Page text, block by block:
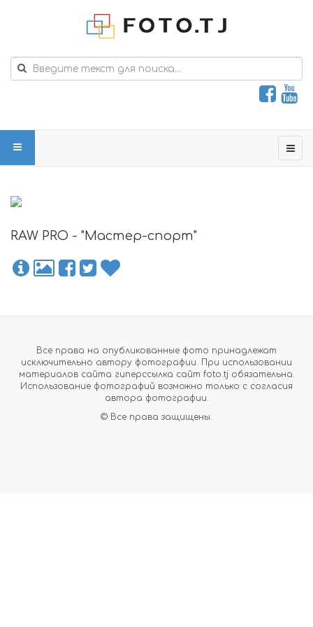
RAW PRO - "Мастер-спорт"
Все права на опубликованные фото принадлежат
исключительно автору фотографии. При использовании
материалов сайта гиперссылка сайт foto.tj обязательна.
Использование фотографий возможно только с согласия
автора фотографии.
© Все права защищены.